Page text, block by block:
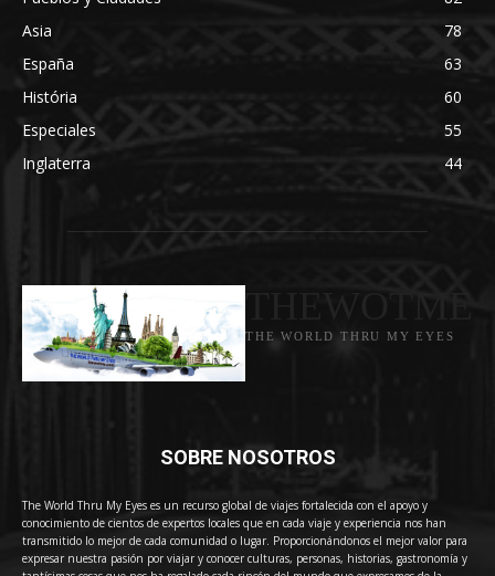
Asia
78
España
63
História
60
Especiales
55
Inglaterra
44
THE WORLD THRU MY EYES
SOBRE NOSOTROS
The World Thru My Eyes es un recurso global de viajes fortalecida con el apoyo y
conocimiento de cientos de expertos locales que en cada viaje y experiencia nos han
transmitido lo mejor de cada comunidad o lugar. Proporcionándonos el mejor valor para
expresar nuestra pasión por viajar y conocer culturas, personas, historias, gastronomía y